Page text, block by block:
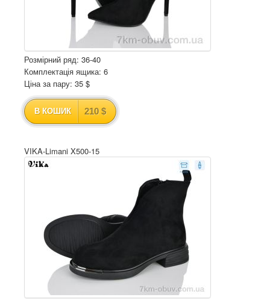
Розмірний ряд: 36-40
Комплектація ящика: 6
Ціна за пару: 35 $
В КОШИК 210 $
VIKA-Limani X500-15